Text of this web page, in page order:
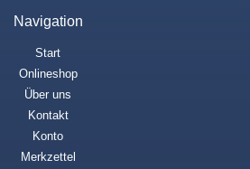
Navigation
Start
Onlineshop
Über uns
Kontakt
Konto
Merkzettel